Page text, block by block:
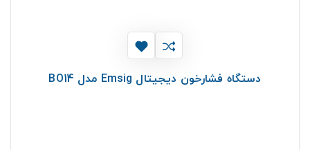
دستگاه فشارخون دیجیتال Emsig مدل BO14